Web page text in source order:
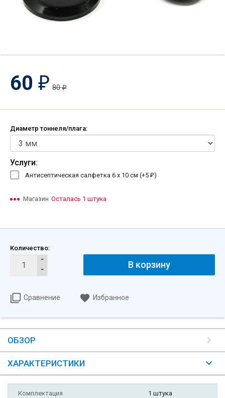
60 ₽ 80₽
Диаметр тоннеля/плага:
Услуги:
Антисептическая салфетка 6 х 10 см (+5 ₽)
Магазин Осталась 1 штука
Количество:
В корзину
Сравнение Избранное
ОБЗОР
ХАРАКТЕРИСТИКИ
Комплектация 1 штука